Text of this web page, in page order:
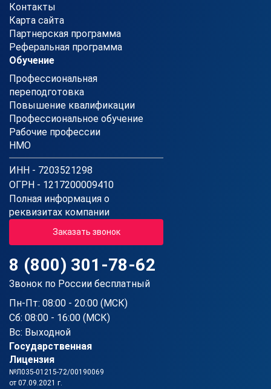
Контакты
Карта сайта
Партнерская программа
Реферальная программа
Обучение
Профессиональная
переподготовка
Повышение квалификации
Профессиональное обучение
Рабочие профессии
НМО
ИНН - 7203521298
ОГРН - 1217200009410
Полная информация о
реквизитах компании
Заказать звонок
8 (800) 301-78-62
Звонок по России бесплатный
Пн-Пт: 08:00 - 20:00 (МСК)
Сб: 08:00 - 16:00 (МСК)
Вс: Выходной
Государственная
Лицензия
№Л035-01215-72/00190069
от 07.09.2021 г.